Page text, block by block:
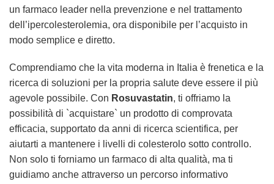
un farmaco leader nella prevenzione e nel trattamento
dell’ipercolesterolemia, ora disponibile per l’acquisto in
modo semplice e diretto.
Comprendiamo che la vita moderna in Italia è frenetica e la
ricerca di soluzioni per la propria salute deve essere il più
agevole possibile. Con Rosuvastatin, ti offriamo la
possibilità di `acquistare` un prodotto di comprovata
efficacia, supportato da anni di ricerca scientifica, per
aiutarti a mantenere i livelli di colesterolo sotto controllo.
Non solo ti forniamo un farmaco di alta qualità, ma ti
guidiamo anche attraverso un percorso informativo